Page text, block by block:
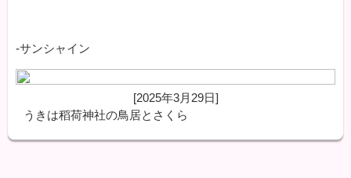
-サンシャイン
[2025年3月29日]
うきは稻荷神社の鳥居とさくら